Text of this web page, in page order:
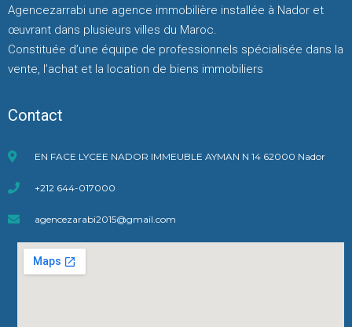
Agencezarrabi une agence immobilière installée à Nador et
œuvrant dans plusieurs villes du Maroc.
Constituée d’une équipe de professionnels spécialisée dans la
vente, l’achat et la location de biens immobiliers
Contact
EN FACE LYCEE NADOR IMMEUBLE AYMAN N 14 62000 Nador
+212 644-017000
agencezarabi2015@gmail.com